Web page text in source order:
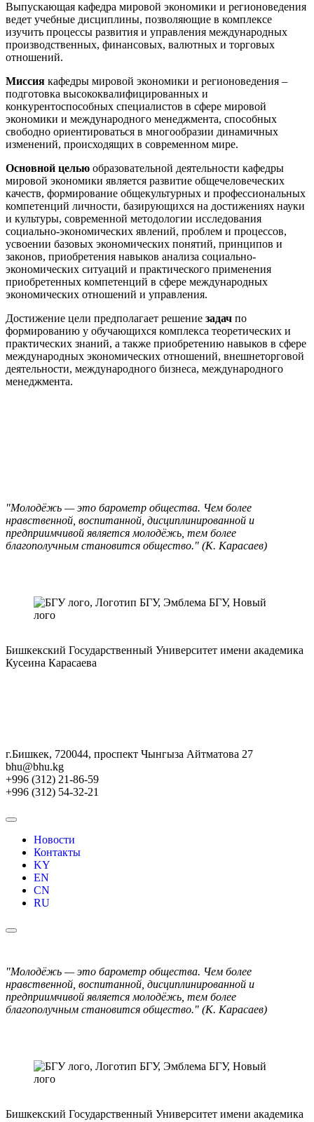
Выпускающая кафедра мировой экономики и регионоведения
ведет учебные дисциплины, позволяющие в комплексе
изучить процессы развития и управления международных
производственных, финансовых, валютных и торговых
отношений.
Миссия кафедры мировой экономики и регионоведения –
подготовка высококвалифицированных и
конкурентоспособных специалистов в сфере мировой
экономики и международного менеджмента, способных
свободно ориентироваться в многообразии динамичных
изменений, происходящих в современном мире.
Основной целью образовательной деятельности кафедры
мировой экономики является развитие общечеловеческих
качеств, формирование общекультурных и профессиональных
компетенций личности, базирующихся на достижениях науки
и культуры, современной методологии исследования
социально-экономических явлений, проблем и процессов,
усвоении базовых экономических понятий, принципов и
законов, приобретения навыков анализа социально-
экономических ситуаций и практического применения
приобретенных компетенций в сфере международных
экономических отношений и управления.
Достижение цели предполагает решение задач по
формированию у обучающихся комплекса теоретических и
практических знаний, а также приобретению навыков в сфере
международных экономических отношений, внешнеторговой
деятельности, международного бизнеса, международного
менеджмента.
"Молодёжь — это барометр общества. Чем более
нравственной, воспитанной, дисциплинированной и
предприимчивой является молодёжь, тем более
благополучным становится общество." (К. Карасаев)
Бишкекский Государственный Университет имени академика
Кусеина Карасаева
г.Бишкек, 720044, проспект Чынгыза Айтматова 27
bhu@bhu.kg
+996 (312) 21-86-59
+996 (312) 54-32-21
Новости
Контакты
KY
EN
CN
RU
"Молодёжь — это барометр общества. Чем более
нравственной, воспитанной, дисциплинированной и
предприимчивой является молодёжь, тем более
благополучным становится общество." (К. Карасаев)
Бишкекский Государственный Университет имени академика